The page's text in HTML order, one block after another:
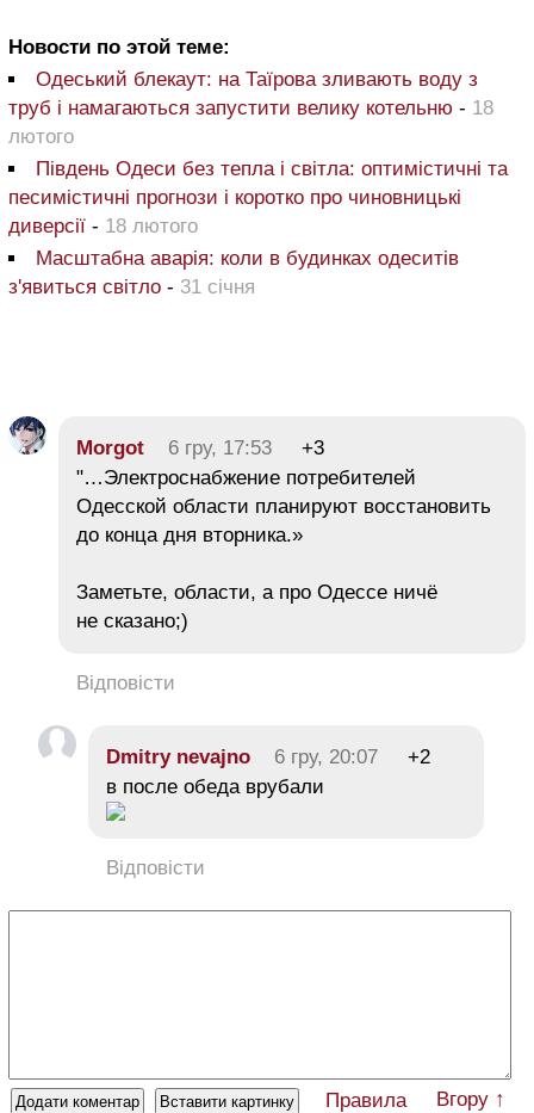
Новости по этой теме:
Одеський блекаут: на Таїрова зливають воду з
труб і намагаються запустити велику котельню - 18
лютого
Південь Одеси без тепла і світла: оптимістичні та
песимістичні прогнози і коротко про чиновницькі
диверсії - 18 лютого
Масштабна аварія: коли в будинках одеситів
з'явиться світло - 31 січня
Morgot 6 гру, 17:53
+3
"…Электроснабжение потребителей
Одесской области планируют восстановить
до конца дня вторника.»
Заметьте, области, а про Одессе ничё
не сказано;)
Відповісти
Dmitry nevajno 6 гру, 20:07
+2
в после обеда врубали
Відповісти
Правила Вгору ↑